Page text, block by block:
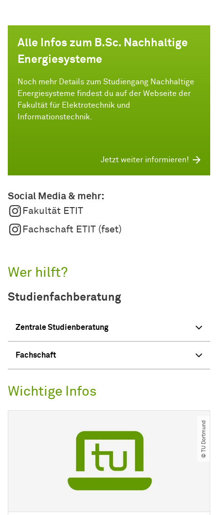
Alle Infos zum B.Sc. Nachhaltige
Energiesysteme
Noch mehr Details zum Studiengang Nachhaltige
Energiesysteme findest du auf der Webseite der
Fakultät für Elektrotechnik und
Informationstechnik.
Jetzt weiter informieren!
Social Media & mehr:
Fakultät ETIT
Fachschaft ETIT (fset)
Wer hilft?
Studienfachberatung
Zentrale Studienberatung
Fachschaft
Wichtige Infos
© TU Dortmund